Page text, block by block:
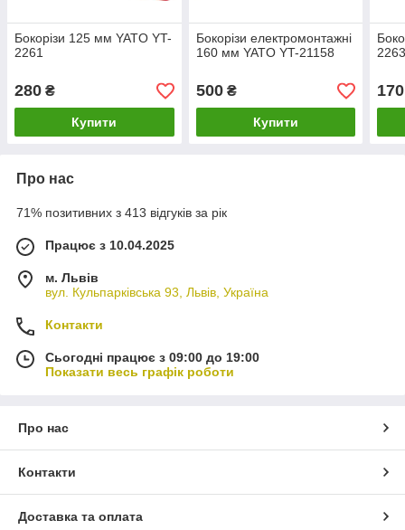
Бокорізи 125 мм YATO YT-
2261
280 ₴
Купити
Бокорізи електромонтажні
160 мм YATO YT-21158
500₴
Купити
170
Про нас
71% позитивних з 413 відгуків за рік
Працює з 10.04.2025
м. Львів
вул. Кульпарківська 93, Львів, Україна
Контакти
Сьогодні працює з 09:00 до 19:00
Показати весь графік роботи
Про нас
Контакти
Доставка та оплата